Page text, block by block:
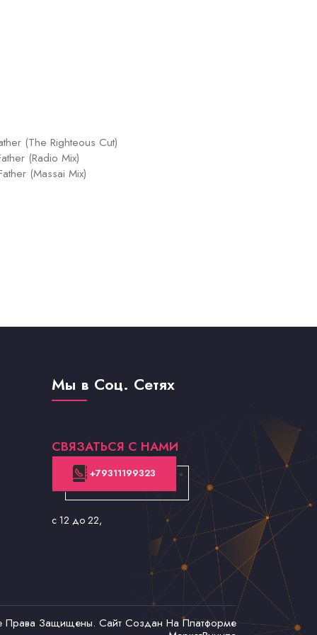
(The Righteous Cut)
(Radio Mix)
(Massai Mix)
Мы в Соц. Сетях
СВЯЗАТЬСЯ С НАМИ
+79311199323
с 12 до 22,
Права Защищены. Сайт Создан На Платформе